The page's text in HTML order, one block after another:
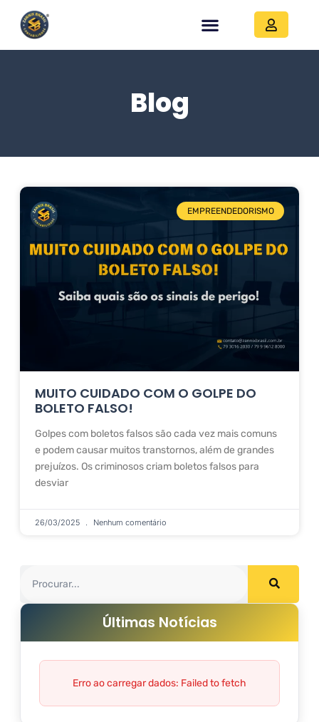
Blog
EMPREENDEDORISMO
MUITO CUIDADO COM O GOLPE DO
BOLETO FALSO!
Golpes com boletos falsos são cada vez mais comuns
e podem causar muitos transtornos, além de grandes
prejuízos. Os criminosos criam boletos falsos para
desviar
26/03/2025 Nenhum comentário
Últimas Notícias
Erro ao carregar dados: Failed to fetch